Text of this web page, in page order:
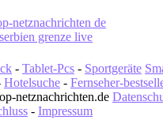
netznachrichten de
grenze live
- Tablet-Pcs - Sportgeräte
Hotelsuche - Fernseher-
netznachrichten.de
- Impressum